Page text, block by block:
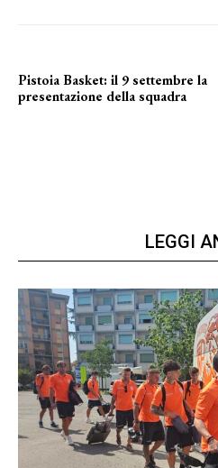
Pistoia Basket: il 9 settembre la
presentazione della squadra
LEGGI